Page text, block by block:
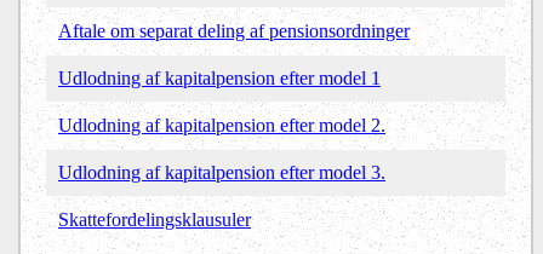
Aftale om separat deling af pensionsordninger
Udlodning af kapitalpension efter model 1
Udlodning af kapitalpension efter model 2.
Udlodning af kapitalpension efter model 3.
Skattefordelingsklausuler